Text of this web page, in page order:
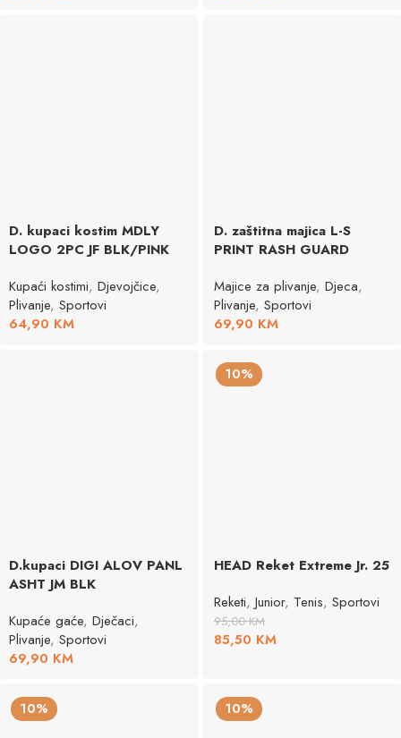
D. kupaci kostim MDLY
LOGO 2PC JF BLK/PINK
Kupaći kostimi, Djevojčice,
Plivanje, Sportovi
64,90 KM
D. zaštitna majica L-S
PRINT RASH GUARD
Majice za plivanje, Djeca,
Plivanje, Sportovi
69,90 KM
D.kupaci DIGI ALOV PANL
ASHT JM BLK
Kupaće gaće, Dječaci,
Plivanje, Sportovi
69,90 KM
10%
HEAD Reket Extreme Jr. 25
Reketi, Junior, Tenis, Sportovi
95,00KM
85,50 KM
10% 10%